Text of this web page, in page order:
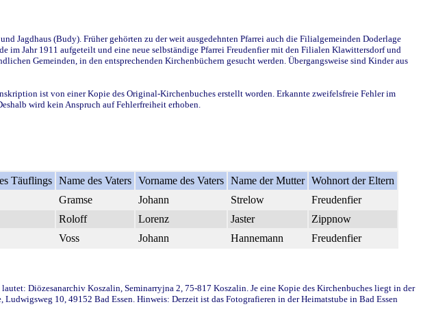
Jagdhaus (Budy). Früher gehörten zu der weit ausgedehnten Pfarrei auch die Filialgemeinden Doderlage
Jahr 1911 aufgeteilt und eine neue selbständige Pfarrei Freudenfier mit den Filialen Klawittersdorf und
Gemeinden, in den entsprechenden Kirchenbüchern gesucht werden. Übergangsweise sind Kinder aus
ist von einer Kopie des Original-Kirchenbuches erstellt worden. Erkannte zweifelsfreie Fehler im
wird kein Anspruch auf Fehlerfreiheit erhoben.
Täuflings Name des Vaters Vorname des Vaters Name der Mutter Wohnort der Eltern
Gramse Johann Strelow
Freudenfier
Roloff Lorenz Jaster
Zippnow
Voss Johann Hannemann Freudenfier
Diözesanarchiv Koszalin, Seminarryjna 2, 75-817 Koszalin. Je eine Kopie des Kirchenbuches liegt in der
10, 49152 Bad Essen. Hinweis: Derzeit ist das Fotografieren in der Heimatstube in Bad Essen